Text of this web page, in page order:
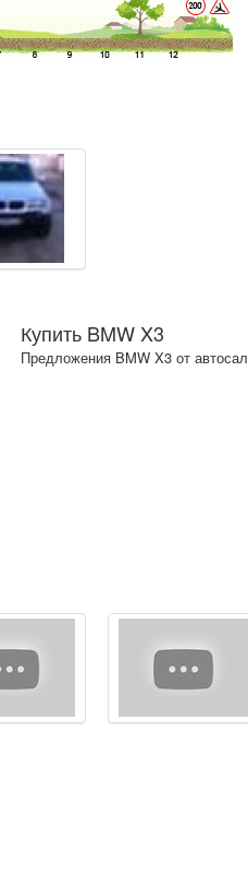
Купить BMW X3
Предложения BMW X3 от